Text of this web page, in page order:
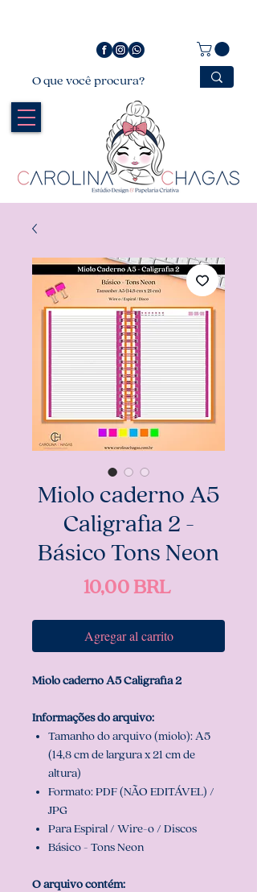
Miolo caderno A5
Caligrafia 2 -
Básico Tons Neon
10,00 BRLPrecio
Agregar al carrito
Miolo caderno A5 Caligrafia 2
Informações do arquivo:
Tamanho do arquivo (miolo): A5
(14,8 cm de largura x 21 cm de
altura)
Formato: PDF (NÃO EDITÁVEL) /
JPG
Para Espiral / Wire-o / Discos
Básico - Tons Neon
O arquivo contém: